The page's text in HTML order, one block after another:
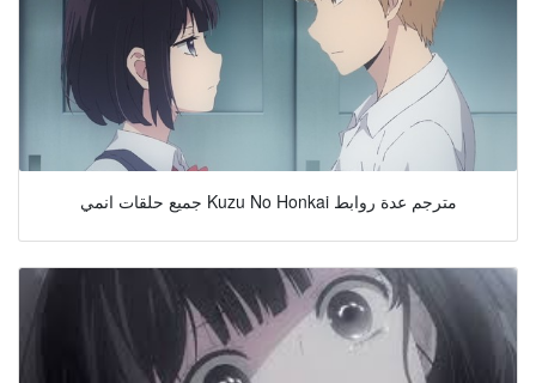
جميع حلقات انمي Kuzu No Honkai مترجم عدة روابط